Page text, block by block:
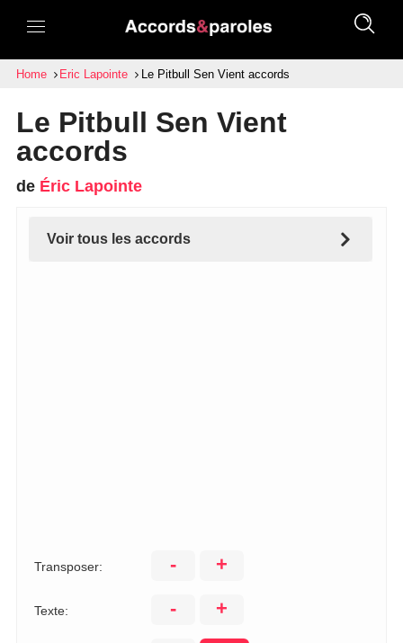
Home Eric Lapointe Le Pitbull Sen Vient accords
Le Pitbull Sen Vient
accords
de Éric Lapointe
Voir tous les accords
Transposer: - +
Texte: - +